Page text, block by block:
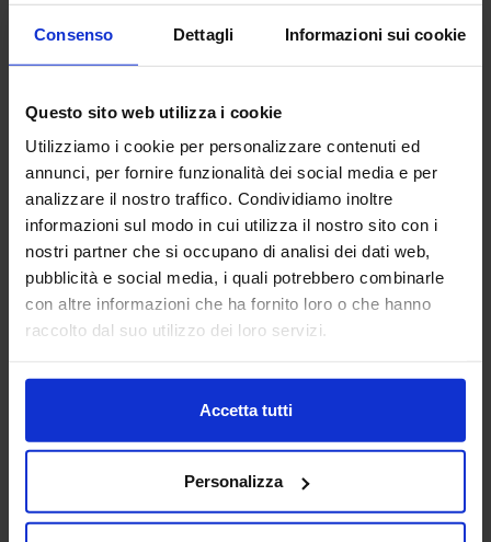
Consenso Dettagli Informazioni sui cookie
Questo sito web utilizza i cookie
Utilizziamo i cookie per personalizzare contenuti ed
annunci, per fornire funzionalità dei social media e per
analizzare il nostro traffico. Condividiamo inoltre
informazioni sul modo in cui utilizza il nostro sito con i
nostri partner che si occupano di analisi dei dati web,
pubblicità e social media, i quali potrebbero combinarle
con altre informazioni che ha fornito loro o che hanno
raccolto dal suo utilizzo dei loro servizi.
Accetta tutti
Personalizza
MACCHINE UTENSILI , MACCHINE E
UTENSILI – VILLAGGIO ASCOMUT
Confcommercio che rappresenta le aziende che operano
nell'importazione o distribuzione in Italia di macchine
utensili, utensileri...
Padiglione:
Pad. 16Stand: D35
Aggiungi ai preferiti
Vai alla scheda
SMW‑AUTOBLOK è tra i principali produttori a livello
mondiale di attrezzature di serraggio per macchine